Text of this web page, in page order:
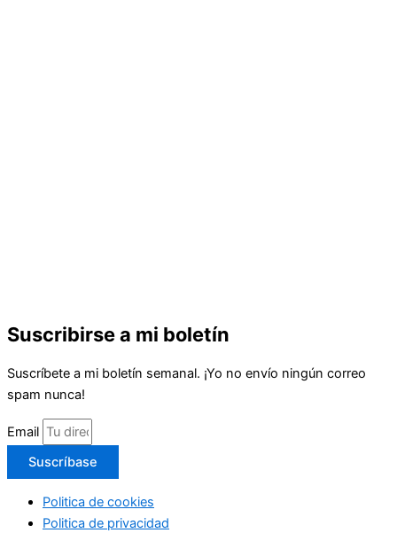
Suscribirse a mi boletín
Suscríbete a mi boletín semanal. ¡Yo no envío ningún correo
spam nunca!
Email
Suscríbase
Politica de cookies
Politica de privacidad